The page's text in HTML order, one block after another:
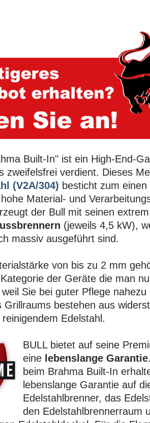
Built-In" ist ein High-End-
zweifelsfrei verdient. Dieses
(V2A/304) besticht zum
Material- und
der Bull mit seinen
(jeweils 4,5 kW),
massiv ausgeführt sind.
von bis zu 2 mm
der Geräte die man
Sie bei guter Pflege nahezu
Grillraums bestehen aus
Edelstahl.
BULL bietet auf seine
eine lebenslange Garantie
beim Brahma Built-In
lebenslange Garantie auf
Edelstahlbrenner, das
den Edelstahl­brennerraum